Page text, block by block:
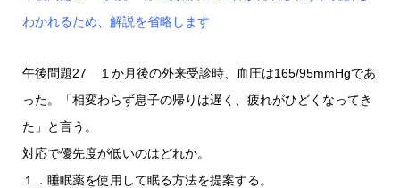
わかれるため、解説を省略します
午後問題27 １か月後の外来受診時、血圧は165/95mmHgであ
った。「相変わらず息子の帰りは遅く、疲れがひどくなってき
た」と言う。
対応で優先度が低いのはどれか。
１．睡眠薬を使用して眠る方法を提案する。